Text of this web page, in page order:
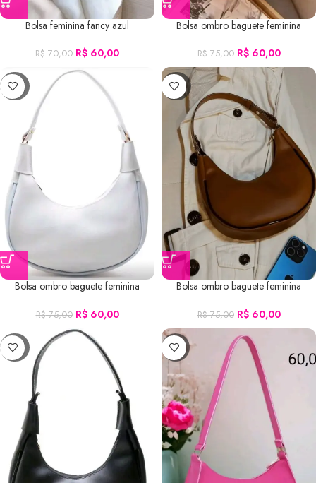
Bolsa feminina fancy azul
R$70,00 R$ 60,00
Bolsa ombro baguete feminina
R$75,00 R$60,00
-20%
Bolsa ombro baguete feminina
R$75,00 R$60,00
-20%
Bolsa ombro baguete feminina
R$75,00 R$60,00
-33% -8%